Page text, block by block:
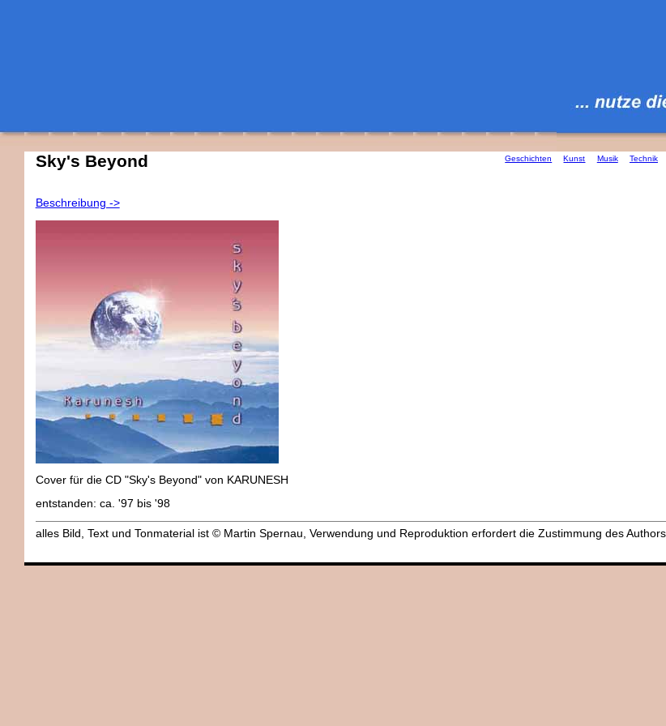
Geschichten Kunst Musik Technik
Sky's Beyond
Beschreibung ->
Cover für die CD "Sky's Beyond" von KARUNESH
entstanden: ca. '97 bis '98
alles Bild, Text und Tonmaterial ist © Martin Spernau, Verwendung und Reproduktion erfordert die Zustimmung des Authors